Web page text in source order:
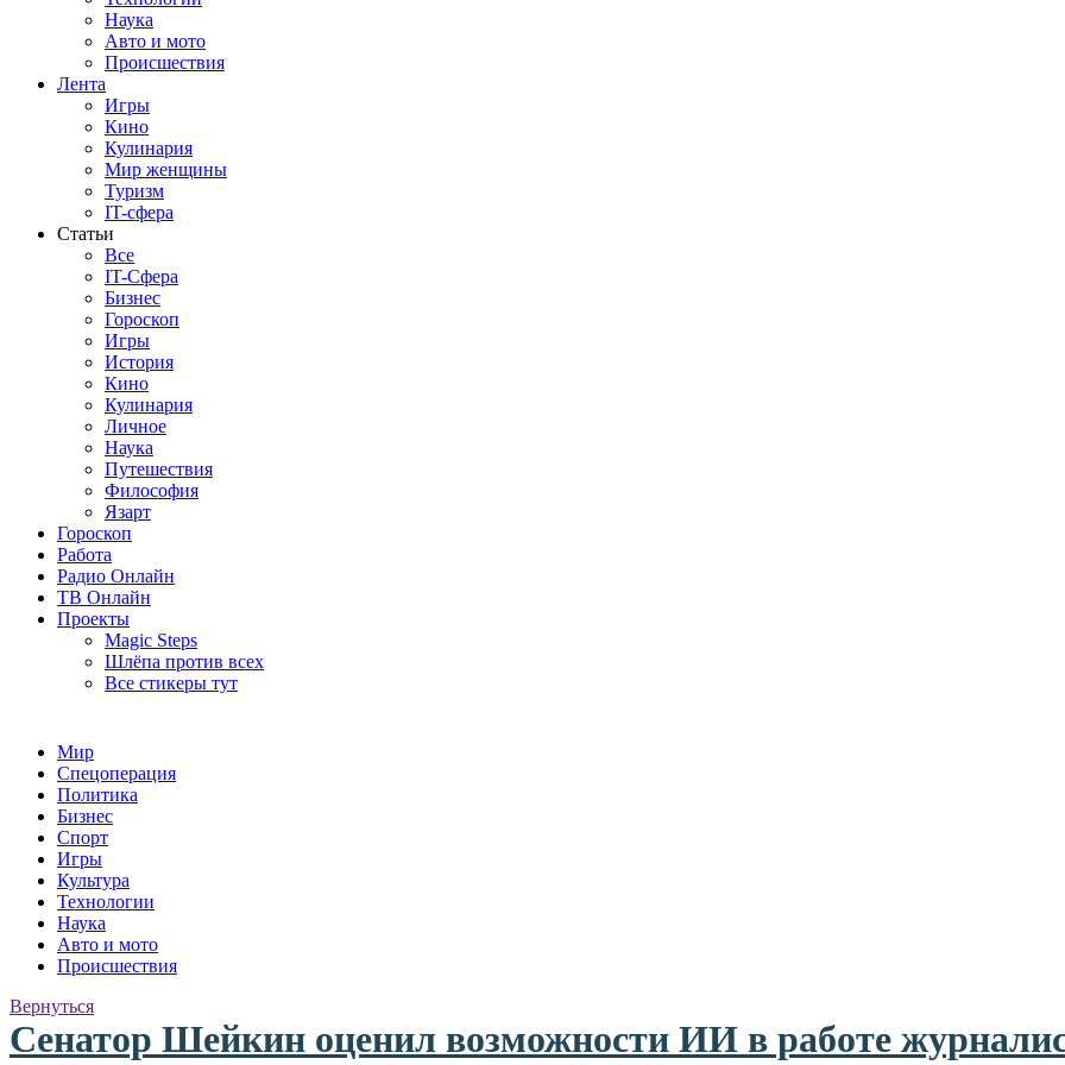
Наука
Авто и мото
Происшествия
Лента
Игры
Кино
Кулинария
Мир женщины
Туризм
IT-сфера
Статьи
Все
IT-Сфера
Бизнес
Гороскоп
Игры
История
Кино
Кулинария
Личное
Наука
Путешествия
Философия
Язарт
Гороскоп
Работа
Радио Онлайн
ТВ Онлайн
Проекты
Magic Steps
Шлёпа против всех
Все стикеры тут
Мир
Спецоперация
Политика
Бизнес
Спорт
Игры
Культура
Технологии
Наука
Авто и мото
Происшествия
Вернуться
Сенатор Шейкин оценил возможности ИИ в работе